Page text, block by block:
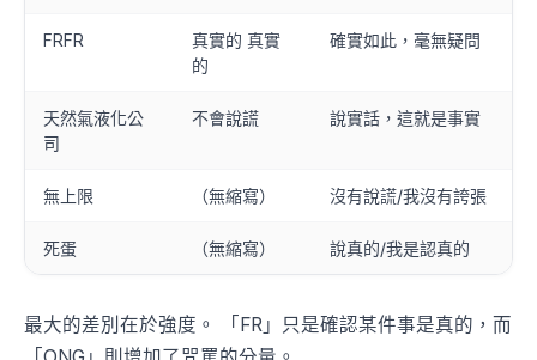
FRFR
真實的 真實
的
確實如此，毫無疑問
天然氣液化公
司
不會說謊 說實話，這就是事實
無上限 （無縮寫） 沒有說謊/我沒有誇張
死蛋 （無縮寫） 說真的/我是認真的
最大的差別在於強度。 「FR」只是確認某件事是真的，而